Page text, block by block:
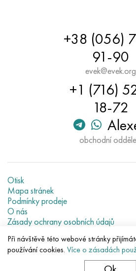
+38 (056)
91-90
evek@evek.org
+1 (716)
18-72
obchodní
Otisk
Mapa stránek
Podmínky prodeje
O nás
Zásady ochrany osobních údajů
© 2007–2026 «Evek GmbH»
Použití obsahu stránek bez přímé
Při návštěvě této webové stránky
používání cookies. Více o zásadách